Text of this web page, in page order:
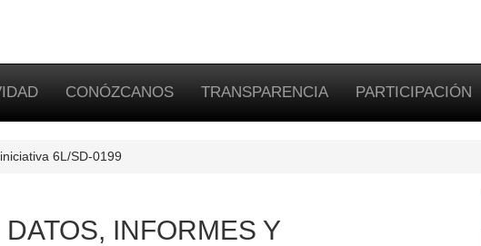
CONÓZCANOS TRANSPARENCIA PARTICIPACIÓN
6L/SD-0199
INFORMES Y